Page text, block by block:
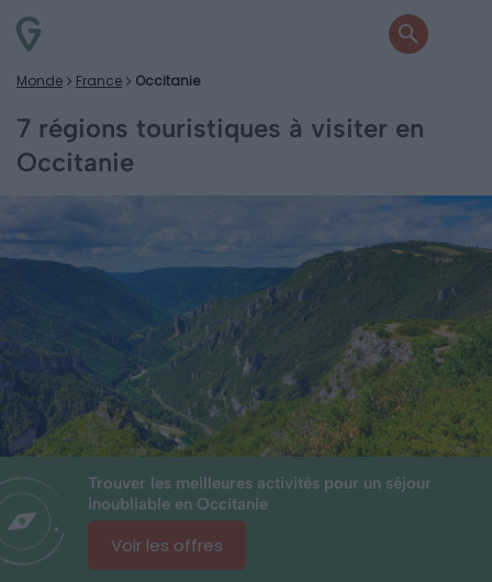
Monde France Occitanie
7 régions touristiques à visiter en
Occitanie
Trouver les meilleures activités pour un séjour
inoubliable en Occitanie
Voir les offres